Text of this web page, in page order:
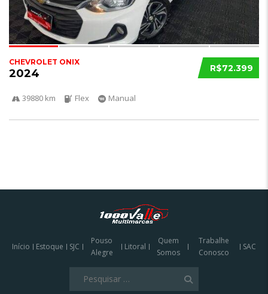
R$72.399
CHEVROLET ONIX
2024
39880 km Flex Manual
Início Estoque SJC
Pouso
Alegre
Litoral
Quem
Somos
Trabalhe
Conosco
SAC